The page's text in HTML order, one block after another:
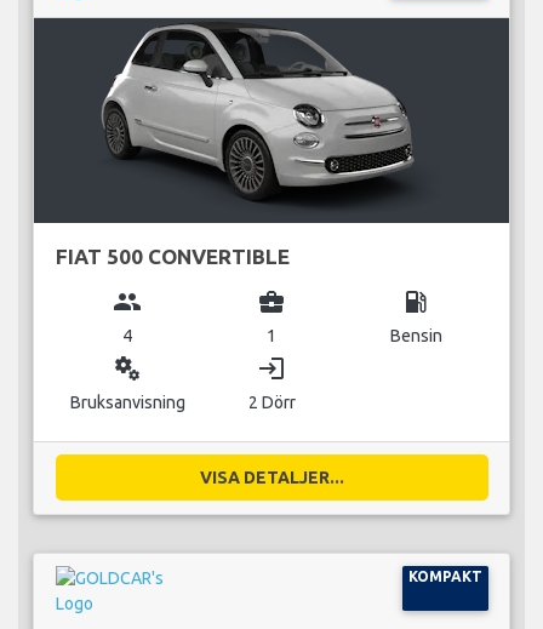
FIAT 500 CONVERTIBLE
group
4
business_center
1
local_gas_station
Bensin
miscellaneous_services
Bruksanvisning
login
2 Dörr
VISA DETALJER...
KOMPAKT